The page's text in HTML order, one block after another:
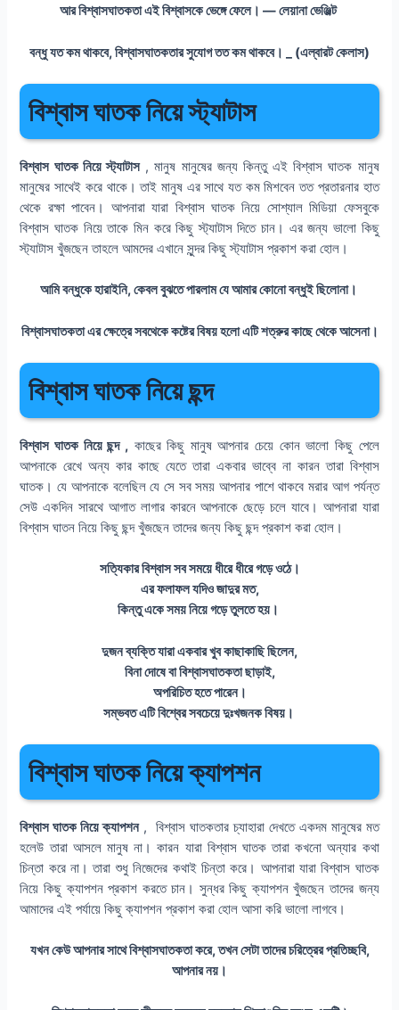
আর বিশ্বাসঘাতকতা এই বিশ্বাসকে ভেঙ্গে ফেলে। — লেয়ানা ভেঞ্জিল্ট
বন্ধু যত কম থাকবে, বিশ্বাসঘাতকতার সুযোগ তত কম থাকবে। _ (এল্বারট কেলাস)
বিশ্বাস ঘাতক নিয়ে স্ট্যাটাস
বিশ্বাস ঘাতক নিয়ে স্ট্যাটাস, মানুষ মানুষের জন্য কিন্তু এই বিশ্বাস ঘাতক মানুষ
মানুষের সাথেই করে থাকে। তাই মানুষ এর সাথে যত কম মিশবেন তত প্রতারনার হাত
থেকে রক্ষা পাবেন। আপনারা যারা বিশ্বাস ঘাতক নিয়ে সোশ্যাল মিডিয়া ফেসবুকে
বিশ্বাস ঘাতক নিয়ে তাকে মিন করে কিছু স্ট্যাটাস দিতে চান। এর জন্য ভালো কিছু
স্ট্যাটাস খুঁজছেন তাহলে আমদের এখানে সুন্দর কিছু স্ট্যাটাস প্রকাশ করা হোল।
আমি বন্ধুকে হারাইনি, কেবল বুঝতে পারলাম যে আমার কোনো বন্ধুই ছিলোনা।
বিশ্বাসঘাতকতা এর ক্ষেত্রে সবথেকে কষ্টের বিষয় হলো এটি শত্রুর কাছে থেকে আসেনা।
বিশ্বাস ঘাতক নিয়ে ছন্দ
বিশ্বাস ঘাতক নিয়ে ছন্দ ,কাছের কিছু মানুষ আপনার চেয়ে কোন ভালো কিছু পেলে
আপনাকে রেখে অন্য কার কাছে যেতে তারা একবার ভাব্বে না কারন তারা বিশ্বাস
ঘাতক। যে আপনাকে বলেছিল যে সে সব সময় আপনার পাশে থাকবে মরার আগ পর্যন্ত
সেউ একদিন সারথে আগাত লাগার কারনে আপনাকে ছেড়ে চলে যাবে। আপনারা যারা
বিশ্বাস ঘাতন নিয়ে কিছু ছন্দ খুঁজছেন তাদের জন্য কিছু ছন্দ প্রকাশ করা হোল।
সত্যিকার বিশ্বাস সব সময়ে ধীরে ধীরে গড়ে ওঠে।
এর ফলাফল যদিও জাদুর মত,
কিন্তু একে সময় নিয়ে গড়ে তুলতে হয়।
দুজন ব্যক্তি যারা একবার খুব কাছাকাছি ছিলেন,
বিনা দোষে বা বিশ্বাসঘাতকতা ছাড়াই,
অপরিচিত হতে পারেন।
সম্ভবত এটি বিশ্বের সবচেয়ে দুঃখজনক বিষয়।
বিশ্বাস ঘাতক নিয়ে ক্যাপশন
বিশ্বাস ঘাতক নিয়ে ক্যাপশন, বিশ্বাস ঘাতকতার চ্যাহারা দেখতে একদম মানুষের মত
হলেউ তারা আসলে মানুষ না। কারন যারা বিশ্বাস ঘাতক তারা কখনো অন্যার কথা
চিন্তা করে না। তারা শুধু নিজেদের কথাই চিন্তা করে। আপনারা যারা বিশ্বাস ঘাতক
নিয়ে কিছু ক্যাপশন প্রকাশ করতে চান। সুন্ধর কিছু ক্যাপশন খুঁজছেন তাদের জন্য
আমাদের এই পর্যায়ে কিছু ক্যাপশন প্রকাশ করা হোল আসা করি ভালো লাগবে।
যখন কেউ আপনার সাথে বিশ্বাসঘাতকতা করে, তখন সেটা তাদের চরিত্রের প্রতিচ্ছবি,
আপনার নয়।